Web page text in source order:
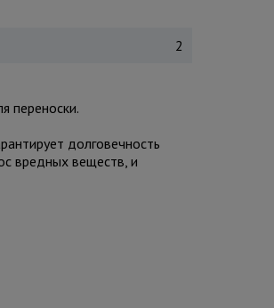
2
переноски.
долговечность
вредных веществ, и